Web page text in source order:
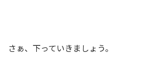
さぁ、下っていきましょう。